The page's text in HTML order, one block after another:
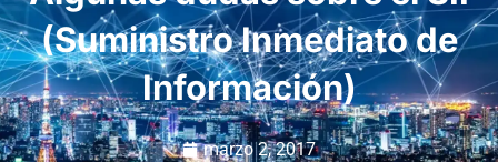
(Suministro Inmediato de
Información)
marzo 2, 2017